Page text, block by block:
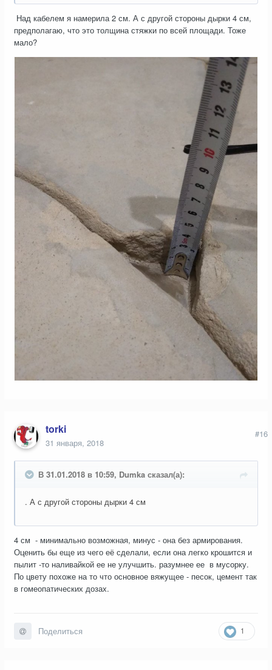
Над кабелем я намерила 2 см. А с другой стороны дырки 4 см,
предполагаю, что это толщина стяжки по всей площади. Тоже
мало?
torki
31 января, 2018
#16
В 31.01.2018 в 10:59, Dumka сказал(а):
. А с другой стороны дырки 4 см
4 см - минимально возможная, минус - она без армирования.
Оценить бы еще из чего её сделали, если она легко крошится и
пылит -то наливайкой ее не улучшить. разумнее ее в мусорку.
По цвету похоже на то что основное вяжущее - песок, цемент так
в гомеопатических дозах.
1
Поделиться